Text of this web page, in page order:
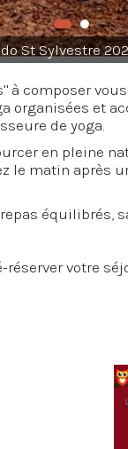
St Sylvestre
composer
organisées et
de yoga.
en pleine
le matin après
équilibrés,
votre